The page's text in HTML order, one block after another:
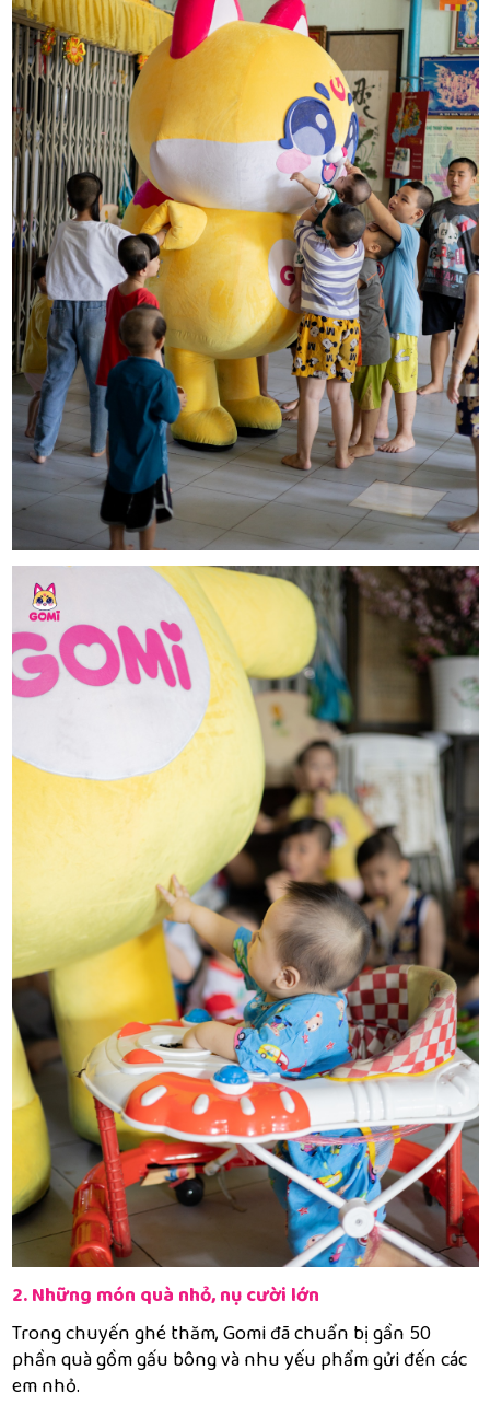
2. Những món quà nhỏ, nụ cười lớn
Trong chuyến ghé thăm, Gomi đã chuẩn bị gần 50
phần quà gồm gấu bông và nhu yếu phẩm gửi đến các
em nhỏ.